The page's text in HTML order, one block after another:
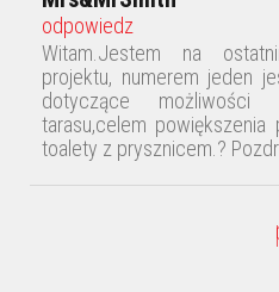
odpowiedz
Witam.Jestem na
projektu, numerem jeden
dotyczące możliwości
tarasu,celem
toalety z prysznicem.?